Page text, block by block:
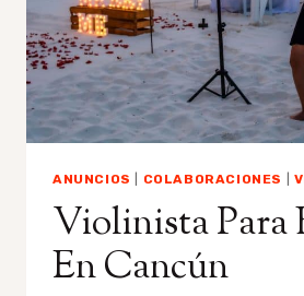
ANUNCIOS COLABORACIONES
Violinista Para
En Cancún